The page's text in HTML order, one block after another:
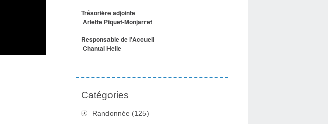
Trésorière adjointe
Arlette Piquet-Monjarret
Responsable de l'Accueil
Chantal Helle
Catégories
Randonnée (125)